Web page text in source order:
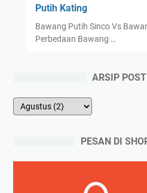
Putih Kating
Bawang Putih Sinco Vs
Perbedaan Bawang …
ARSIP
PESAN DI